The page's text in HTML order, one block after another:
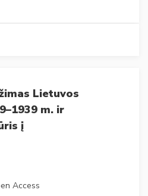
Lietuvos
m. ir
į
Access